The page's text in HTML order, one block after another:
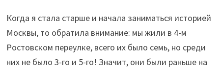
Когда я стала старше и начала заниматься историей
Москвы, то обратила внимание: мы жили в 4-м
Ростовском переулке, всего их было семь, но среди
них не было 3-го и 5-го! Значит, они были раньше на